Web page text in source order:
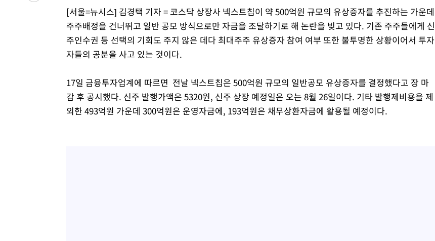
[단독]중수청 지원 검사들, 정원 초과 시 낮은 계급 임용…희망지 못
낮 최고 37도 찜통더위…곳곳 소나기·강원 많은 비[내일날씨]
SK하이닉스, 용인·청주 팹에 54조 투자…"AI 메모리 수요 선제 대
여자배구 이재영·이다영 자매, 아제르바이잔 투란VC 입단
[속보]코스닥, 2.86포인트(0.36%) 내린 798.81마감
[속보]코스피, 6200선 약보합…0.60% 내린 6258.77에 마쳐
[속보]원·달러 환율, 7.7원 내린 1416.1원 마감
[서울=뉴시스] 김경택 기자 = 코스닥 상장사 넥스트칩이 약 500억원 규모의 유상증자를 추진하는 가운데
주주배정을 건너뛰고 일반 공모 방식으로만 자금을 조달하기로 해 논란을 빚고 있다. 기존 주주들에게 신
주인수권 등 선택의 기회도 주지 않은 데다 최대주주 유상증자 참여 여부 또한 불투명한 상황이어서 투자
자들의 공분을 사고 있는 것이다.
17일 금융투자업계에 따르면 전날 넥스트칩은 500억원 규모의 일반공모 유상증자를 결정했다고 장 마
감 후 공시했다. 신주 발행가액은 5320원, 신주 상장 예정일은 오는 8월 26일이다. 기타 발행제비용을 제
외한 493억원 가운데 300억원은 운영자금에, 193억원은 채무상환자금에 활용될 예정이다.